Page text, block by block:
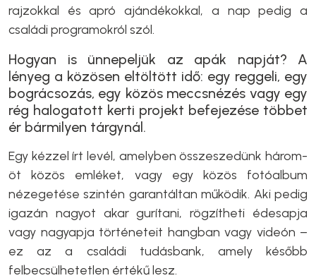
rajzokkal és apró ajándékokkal, a nap pedig a
családi programokról szól.
Hogyan is ünnepeljük az apák napját? A
lényeg a közösen eltöltött idő: egy reggeli, egy
bográcsozás, egy közös meccsnézés vagy egy
rég halogatott kerti projekt befejezése többet
ér bármilyen tárgynál.
Egy kézzel írt levél, amelyben összeszedünk három-
öt közös emléket, vagy egy közös fotóalbum
nézegetése szintén garantáltan működik. Aki pedig
igazán nagyot akar gurítani, rögzítheti édesapja
vagy nagyapja történeteit hangban vagy videón –
ez az a családi tudásbank, amely később
felbecsülhetetlen értékű lesz.